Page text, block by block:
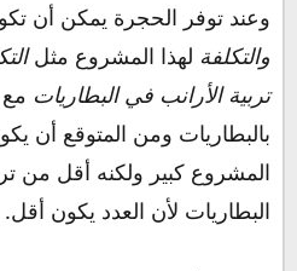
وعند توفر الحجرة يمكن أن
والتكلفة لهذا المشروع مثل
تربية الأرانب في البطاريات
بالبطاريات ومن المتوقع أن
المشروع كبير ولكنه أقل من
البطاريات لأن العدد يكون أقل.